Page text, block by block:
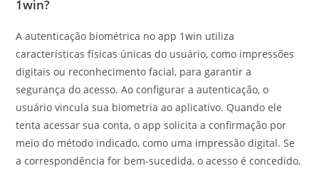
1win?
A autenticação biométrica no app 1win utiliza
características físicas únicas do usuário, como impressões
digitais ou reconhecimento facial, para garantir a
segurança do acesso. Ao configurar a autenticação, o
usuário vincula sua biometria ao aplicativo. Quando ele
tenta acessar sua conta, o app solicita a confirmação por
meio do método indicado, como uma impressão digital. Se
a correspondência for bem-sucedida, o acesso é concedido,